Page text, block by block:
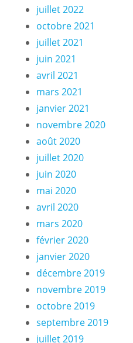
juillet 2022
octobre 2021
juillet 2021
juin 2021
avril 2021
mars 2021
janvier 2021
novembre 2020
août 2020
juillet 2020
juin 2020
mai 2020
avril 2020
mars 2020
février 2020
janvier 2020
décembre 2019
novembre 2019
octobre 2019
septembre 2019
juillet 2019